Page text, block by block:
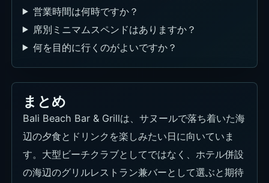
営業時間は何時ですか？
席別ミニマムスペンドはありますか？
何を目的に行くのがよいですか？
まとめ
Bali Beach Bar & Grillは、サヌールで落ち着いた海
辺の夕食とドリンクを楽しみたい日に向いていま
す。大型ビーチクラブとしてではなく、ホテル併設
の海辺のグリルレストラン兼バーとして選ぶと期待